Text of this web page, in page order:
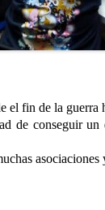
el fin de la guerra
conseguir un